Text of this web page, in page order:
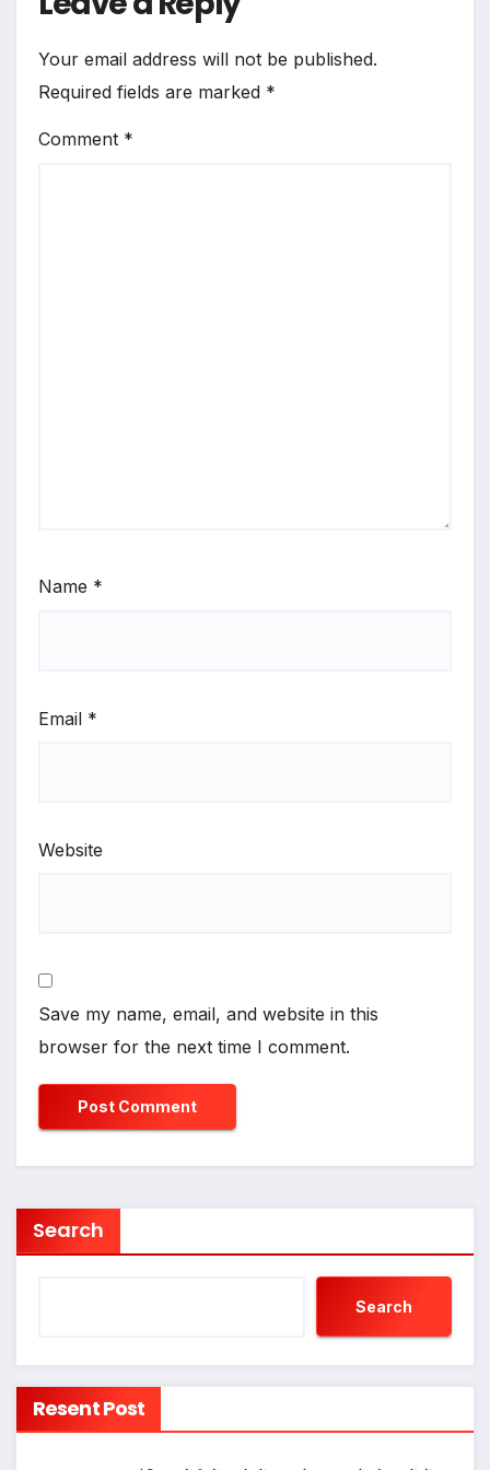
Your email address will not be published.
Required fields are marked *
Comment *
Name *
Email *
Website
Save my name, email, and website in this
browser for the next time I comment.
Search
Search
Resent Post